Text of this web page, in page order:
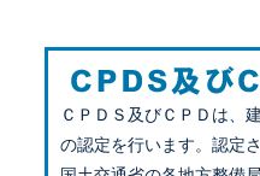
ＣＰＤＳ及びＣＰＤは、
の認定を行います。認定